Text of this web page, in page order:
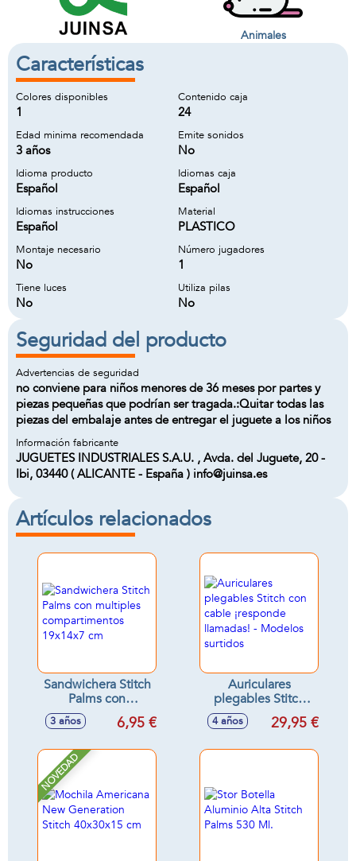
Animales
Características
Colores disponibles
1
Contenido caja
24
Edad minima recomendada
3 años
Emite sonidos
No
Idioma producto
Español
Idiomas caja
Español
Idiomas instrucciones
Español
Material
PLASTICO
Montaje necesario
No
Número jugadores
1
Tiene luces
No
Utiliza pilas
No
Seguridad del producto
Advertencias de seguridad
no conviene para niños menores de 36 meses por partes y
piezas pequeñas que podrían ser tragada.:Quitar todas las
piezas del embalaje antes de entregar el juguete a los niños
Información fabricante
JUGUETES INDUSTRIALES S.A.U. , Avda. del Juguete, 20 -
Ibi, 03440 ( ALICANTE - España ) info@juinsa.es
Artículos relacionados
Sandwichera Stitch
Palms con
multiples
compartimentos
3 años 6,95 €
Auriculares
plegables Stitch
con cable
¡responde
4 años 29,95 €
NOVEDAD